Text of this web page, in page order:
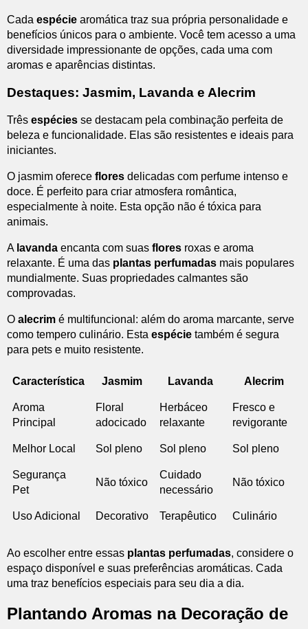
Cada espécie aromática traz sua própria personalidade e
benefícios únicos para o ambiente. Você tem acesso a uma
diversidade impressionante de opções, cada uma com
aromas e aparências distintas.
Destaques: Jasmim, Lavanda e Alecrim
Três espécies se destacam pela combinação perfeita de
beleza e funcionalidade. Elas são resistentes e ideais para
iniciantes.
O jasmim oferece flores delicadas com perfume intenso e
doce. É perfeito para criar atmosfera romântica,
especialmente à noite. Esta opção não é tóxica para
animais.
A lavanda encanta com suas flores roxas e aroma
relaxante. É uma das plantas perfumadas mais populares
mundialmente. Suas propriedades calmantes são
comprovadas.
O alecrim é multifuncional: além do aroma marcante, serve
como tempero culinário. Esta espécie também é segura
para pets e muito resistente.
Característica Jasmim Lavanda Alecrim
Aroma
Principal
Floral
adocicado
Herbáceo
relaxante
Fresco e
revigorante
Melhor Local Sol pleno Sol pleno Sol pleno
Segurança
Pet
Não tóxico
Cuidado
necessário
Não tóxico
Uso Adicional Decorativo Terapêutico Culinário
Ao escolher entre essas plantas perfumadas, considere o
espaço disponível e suas preferências aromáticas. Cada
uma traz benefícios especiais para seu dia a dia.
Plantando Aromas na Decoração de